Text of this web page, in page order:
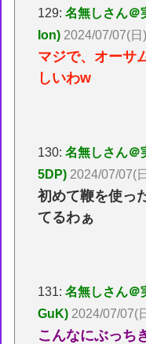
129:名無しさん＠
Ion) 2024/07/07(
マジで、オーサ
しいわw
130:名無しさん＠
5DP) 2024/07/07(
初めて鞭を使っ
てるわぁ
131:名無しさん＠
GuK) 2024/07/07(
こんなにぶっち